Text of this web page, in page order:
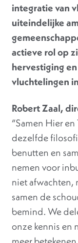
integratie van
uiteindelijke
actieve rol op
hervestiging
vluchtelingen
Robert Zaal,
“Samen Hier
dezelfde
benutten en
nemen voor
niet afwachten,
samen de
bemind. We
onze kennis en